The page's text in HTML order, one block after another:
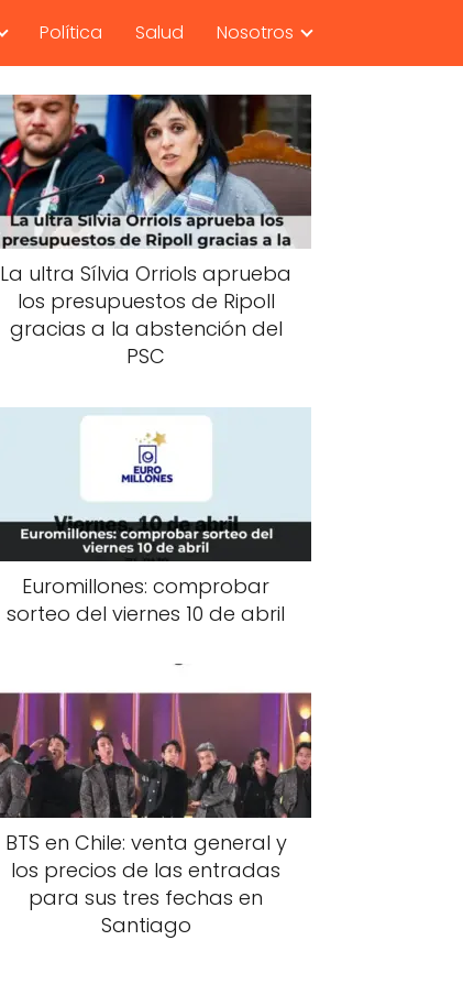
Política Salud Nosotros
La ultra Sílvia Orriols aprueba
los presupuestos de Ripoll
gracias a la abstención del
PSC
Euromillones: comprobar
sorteo del viernes 10 de abril
BTS en Chile: venta general y
los precios de las entradas
para sus tres fechas en
Santiago